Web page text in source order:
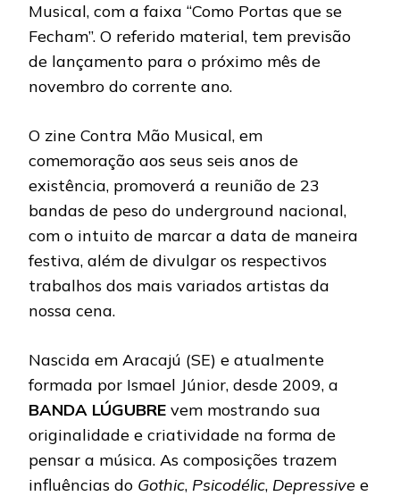
Musical, com a faixa “Como Portas que se
Fecham”. O referido material, tem previsão
de lançamento para o próximo mês de
novembro do corrente ano.
O zine Contra Mão Musical, em
comemoração aos seus seis anos de
existência, promoverá a reunião de 23
bandas de peso do underground nacional,
com o intuito de marcar a data de maneira
festiva, além de divulgar os respectivos
trabalhos dos mais variados artistas da
nossa cena.
Nascida em Aracajú (SE) e atualmente
formada por Ismael Júnior, desde 2009, a
BANDA LÚGUBRE vem mostrando sua
originalidade e criatividade na forma de
pensar a música. As composições trazem
influências do Gothic, Psicodélic, Depressive e